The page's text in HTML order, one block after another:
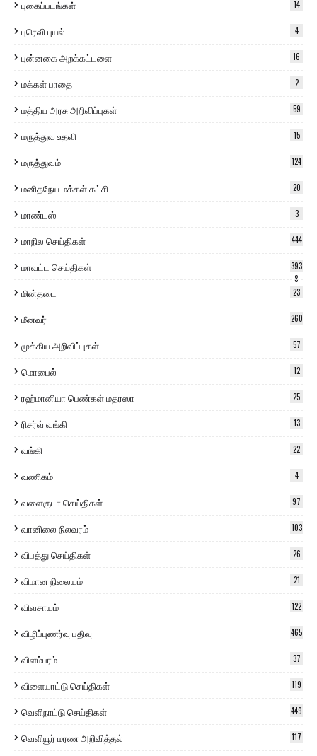
புகைப்படங்கள் 14
புரெவி புயல் 4
புன்னகை அறக்கட்டளை 16
மக்கள் பாதை 2
மத்திய அரசு அறிவிப்புகள் 59
மருத்துவ உதவி 15
மருத்துவம் 124
மனிதநேய மக்கள் கட்சி 20
மாண்டஸ் 3
மாநில செய்திகள் 444
மாவட்ட செய்திகள்
393
8
மின்தடை 23
மீனவர் 260
முக்கிய அறிவிப்புகள் 57
மொபைல் 12
ரஹ்மானியா பெண்கள் மதரஸா 25
ரிசர்வ் வங்கி 13
வங்கி 22
வணிகம் 4
வளைகுடா செய்திகள் 97
வானிலை நிலவரம் 103
விபத்து செய்திகள் 26
விமான நிலையம் 21
விவசாயம் 122
விழிப்புணர்வு பதிவு 465
விளம்பரம் 37
விளையாட்டு செய்திகள் 119
வெளிநாட்டு செய்திகள் 449
வெளியூர் மரண அறிவித்தல் 117